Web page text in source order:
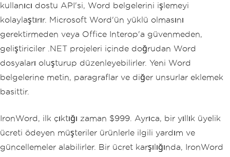
kullanıcı dostu API'si, Word belgelerini işlemeyi
kolaylaştırır. Microsoft Word'ün yüklü olmasını
gerektirmeden veya Office Interop'a güvenmeden,
geliştiriciler .NET projeleri içinde doğrudan Word
dosyaları oluşturup düzenleyebilirler. Yeni Word
belgelerine metin, paragraflar ve diğer unsurlar eklemek
basittir.
IronWord, ilk çıktığı zaman $999. Ayrıca, bir yıllık üyelik
ücreti ödeyen müşteriler ürünlerle ilgili yardım ve
güncellemeler alabilirler. Bir ücret karşılığında, IronWord